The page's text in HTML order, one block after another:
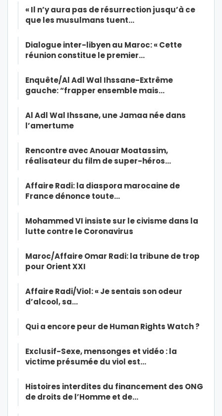
« Il n’y aura pas de résurrection jusqu’à ce
que les musulmans tuent…
Dialogue inter-libyen au Maroc: « Cette
réunion constitue le premier…
Enquête/Al Adl Wal Ihssane-Extrême
gauche: “frapper ensemble mais…
Al Adl Wal Ihssane, une Jamaa née dans
l’amertume
Rencontre avec Anouar Moatassim,
réalisateur du film de super-héros…
Affaire Radi: la diaspora marocaine de
France dénonce toute…
Mohammed VI insiste sur le civisme dans la
lutte contre le Coronavirus
Maroc/Affaire Omar Radi: la tribune de trop
pour Orient XXI
Affaire Radi/Viol: « Je sentais son odeur
d’alcool, sa…
Qui a encore peur de Human Rights Watch ?
Exclusif-Sexe, mensonges et vidéo : la
victime présumée du viol est…
Histoires interdites du financement des ONG
de droits de l’Homme et de…